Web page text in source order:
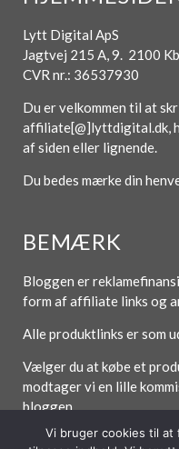
Lytt Digital ApS
Jagtvej 215 A, 9. 2100
CVR nr.: 36537930
Du er velkommen til at
affiliate[@]lyttdigital.dk,
af siden eller lignende.
Du bedes mærke din
BEMÆRK
Bloggen er
form af affiliate links og
Alle produktlinks er som
Vælger du at købe et
modtager vi en lille
bloggen.
Vi bruger cookies til at